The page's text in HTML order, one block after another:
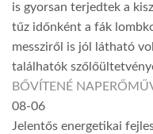
is gyorsan terjedtek a
tűz időnként a fák
messziről is jól látható
találhatók
BŐVÍTENÉ
08-06
Jelentős energetikai